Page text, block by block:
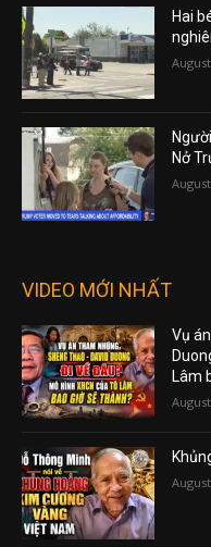
Hai
Nở
VIDEO MỚI NHẤT
Vụ
Lâm